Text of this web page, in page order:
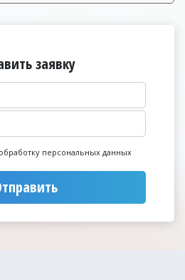
заявку
персональных данных